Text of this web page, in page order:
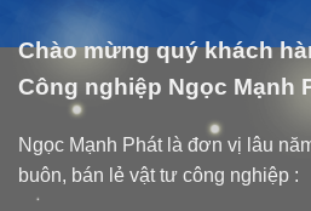
Chào mừng quý khách
Công nghiệp Ngọc Mạnh
Ngọc Mạnh Phát là đơn vị lâu
buôn, bán lẻ vật tư công nghiệp :